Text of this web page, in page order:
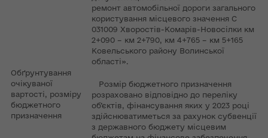
Обґрунтування
очікуваної
вартості, розміру
бюджетного
призначення
ремонт автомобільної дороги загального
користування місцевого значення С
031009 Хворостів-Комарів-Новосілки км
2+090 – км 2+790, км 4+765 – км 5+165
Ковельського району Волинської
області».
Розмір бюджетного призначення
розраховано відповідно до переліку
об’єктів, фінансування яких у 2023 році
здійснюватиметься за рахунок субвенції
з державного бюджету місцевим